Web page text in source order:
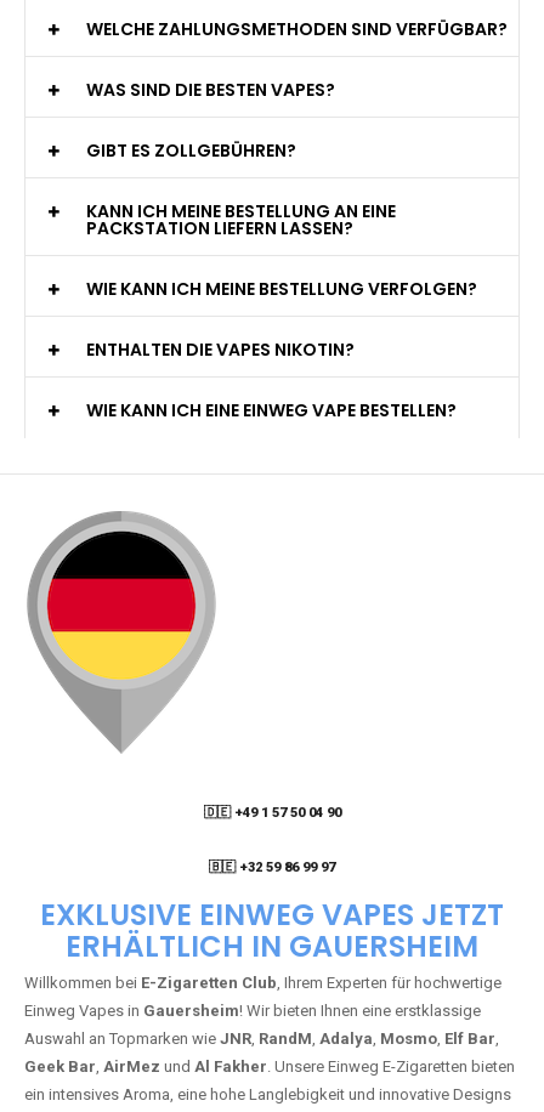
WELCHE ZAHLUNGSMETHODEN SIND VERFÜGBAR?
WAS SIND DIE BESTEN VAPES?
GIBT ES ZOLLGEBÜHREN?
KANN ICH MEINE BESTELLUNG AN EINE
PACKSTATION LIEFERN LASSEN?
WIE KANN ICH MEINE BESTELLUNG VERFOLGEN?
ENTHALTEN DIE VAPES NIKOTIN?
WIE KANN ICH EINE EINWEG VAPE BESTELLEN?
🇩🇪 +49 1 57 50 04 90
🇧🇪 +32 59 86 99 97
EXKLUSIVE EINWEG VAPES JETZT
ERHÄLTLICH IN GAUERSHEIM
Willkommen bei E-Zigaretten Club, Ihrem Experten für hochwertige
Einweg Vapes in Gauersheim! Wir bieten Ihnen eine erstklassige
Auswahl an Topmarken wie JNR, RandM, Adalya, Mosmo, Elf Bar,
Geek Bar, AirMez und Al Fakher. Unsere Einweg E-Zigaretten bieten
ein intensives Aroma, eine hohe Langlebigkeit und innovative Designs